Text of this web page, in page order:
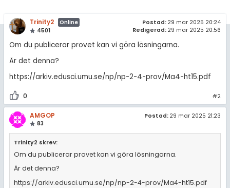
Trinity2
Online
4501
Postad: 29 mar 2025 20:24
Redigerad: 29 mar 2025 20:56
Om du publicerar provet kan vi göra lösningarna.
Är det denna?
https://arkiv.edusci.umu.se/np/np-2-4-prov/Ma4-ht15.pdf
0 #2
AMGOP
83
Postad: 29 mar 2025 21:23
Trinity2 skrev:
Om du publicerar provet kan vi göra lösningarna.
Är det denna?
https://arkiv.edusci.umu.se/np/np-2-4-prov/Ma4-ht15.pdf
3
4
Integraler och
tillämpningar
Livehjälpen
Topplistor
För lärare
13 inloggade
(mattedelen)
diskussioner
språk
ämnen
diskussioner